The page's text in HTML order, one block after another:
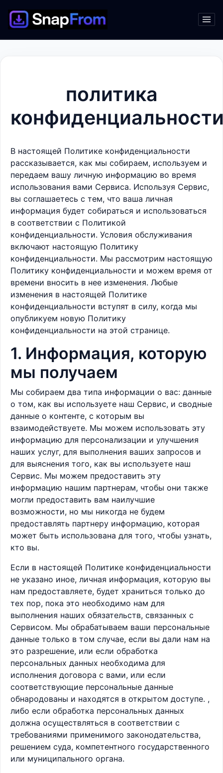
политика
В настоящей Политике конфиденциальности
рассказывается, как мы собираем, используем и
передаем вашу личную информацию во время
использования вами Сервиса. Используя Сервис,
вы соглашаетесь с тем, что ваша личная
информация будет собираться и использоваться
в соответствии с Политикой
конфиденциальности. Условия обслуживания
включают настоящую Политику
конфиденциальности. Мы рассмотрим настоящую
Политику конфиденциальности и можем время от
времени вносить в нее изменения. Любые
изменения в настоящей Политике
конфиденциальности вступят в силу, когда мы
опубликуем новую Политику
конфиденциальности на этой странице.
1. Информация, которую
мы получаем
Мы собираем два типа информации о вас: данные
о том, как вы используете наш Сервис, и сводные
данные о контенте, с которым вы
взаимодействуете. Мы можем использовать эту
информацию для персонализации и улучшения
наших услуг, для выполнения ваших запросов и
для выяснения того, как вы используете наш
Сервис. Мы можем предоставить эту
информацию нашим партнерам, чтобы они также
могли предоставить вам наилучшие
возможности, но мы никогда не будем
предоставлять партнеру информацию, которая
может быть использована для того, чтобы узнать,
кто вы.
Если в настоящей Политике конфиденциальности
не указано иное, личная информация, которую вы
нам предоставляете, будет храниться только до
тех пор, пока это необходимо нам для
выполнения наших обязательств, связанных с
Сервисом. Мы обрабатываем ваши персональные
данные только в том случае, если вы дали нам на
это разрешение, или если обработка
персональных данных необходима для
исполнения договора с вами, или если
соответствующие персональные данные
обнародованы и находятся в открытом доступе. ,
либо если обработка персональных данных
должна осуществляться в соответствии с
требованиями применимого законодательства,
решением суда, компетентного государственного
или муниципального органа.